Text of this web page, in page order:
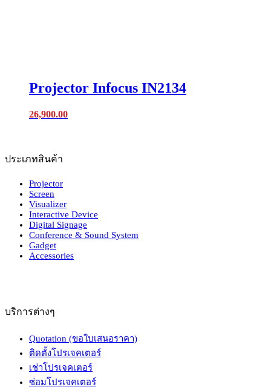
Projector Infocus IN2134
26,900.00
ประเภทสินค้า
Projector
Screen
Visualizer
Interactive Device
Digital Signage
Conference & Sound System
Gadget
Accessories
บริการต่างๆ
Quotation (ขอใบเสนอราคา)
ติดตั้งโปรเจคเตอร์
เช่าโปรเจคเตอร์
ซ่อมโปรเจคเตอร์